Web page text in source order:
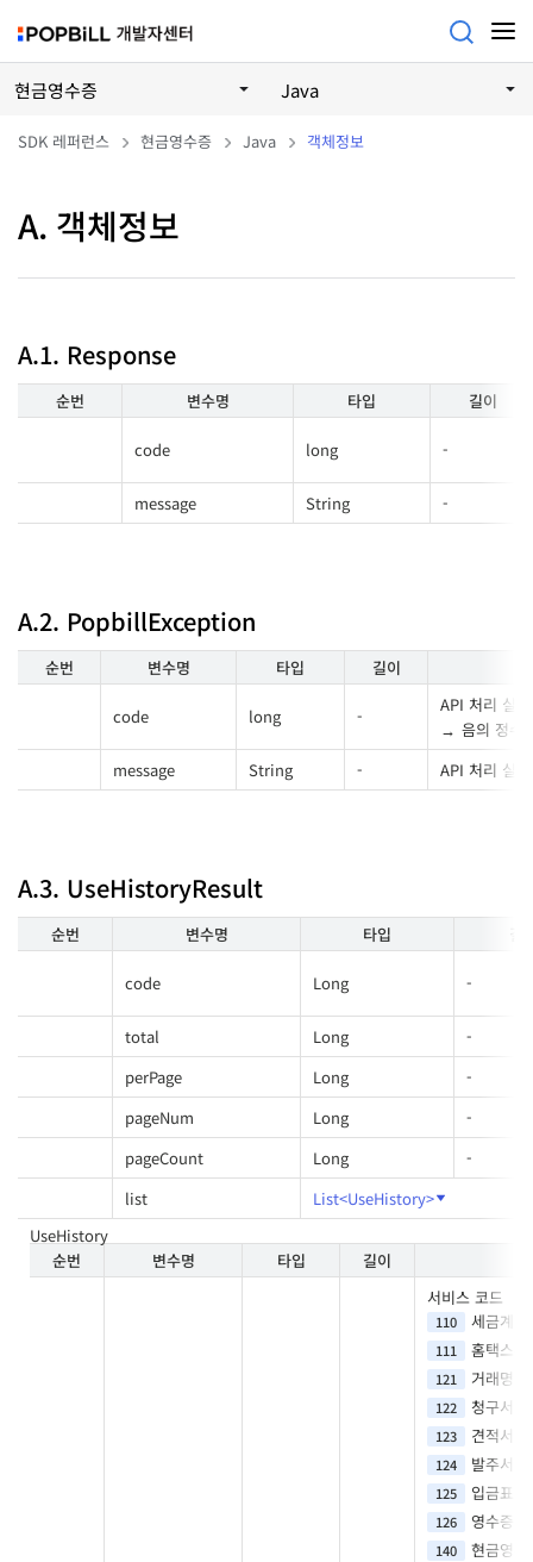
현금영수증 Java
SDK 레퍼런스 현금영수증 Java 객체정보
A. 객체정보
A.1. Response
순번 변수명 타입 길이
code long -
message String -
A.2. PopbillException
순번 변수명 타입 길이
code long -
API 처리 실
음의 정수
message
String - API 처리 실
A.3. UseHistoryResult
순번 변수명 타입
code Long -
total Long
-
perPage
Long
-
pageNum
Long
-
pageCount
Long
-
list
List<UseHistory>
UseHistory
순번
변수명 타입 길이
서비스 코드
110 세금계산
111 홈택스수
121 거래명세
122 청구서
123 견적서
124 발주서
125 입금표
126 영수증
140 현금영수